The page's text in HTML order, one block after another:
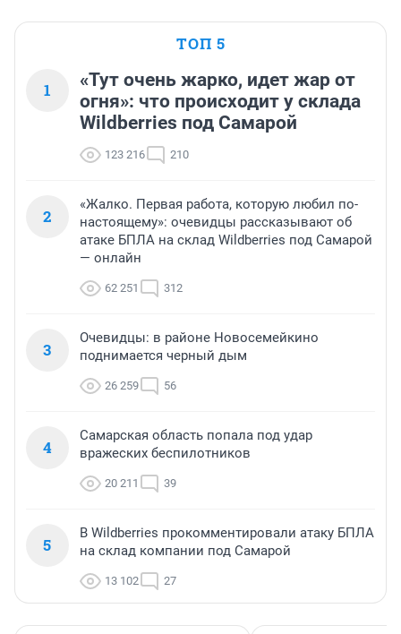
ТОП 5
1
«Тут очень жарко, идет жар от
огня»: что происходит у склада
Wildberries под Самарой
123 216 210
2
«Жалко. Первая работа, которую любил по-
настоящему»: очевидцы рассказывают об
атаке БПЛА на склад Wildberries под Самарой
— онлайн
62 251 312
3
Очевидцы: в районе Новосемейкино
поднимается черный дым
26 259 56
4
Самарская область попала под удар
вражеских беспилотников
20 211 39
5
В Wildberries прокомментировали атаку БПЛА
на склад компании под Самарой
13 102 27